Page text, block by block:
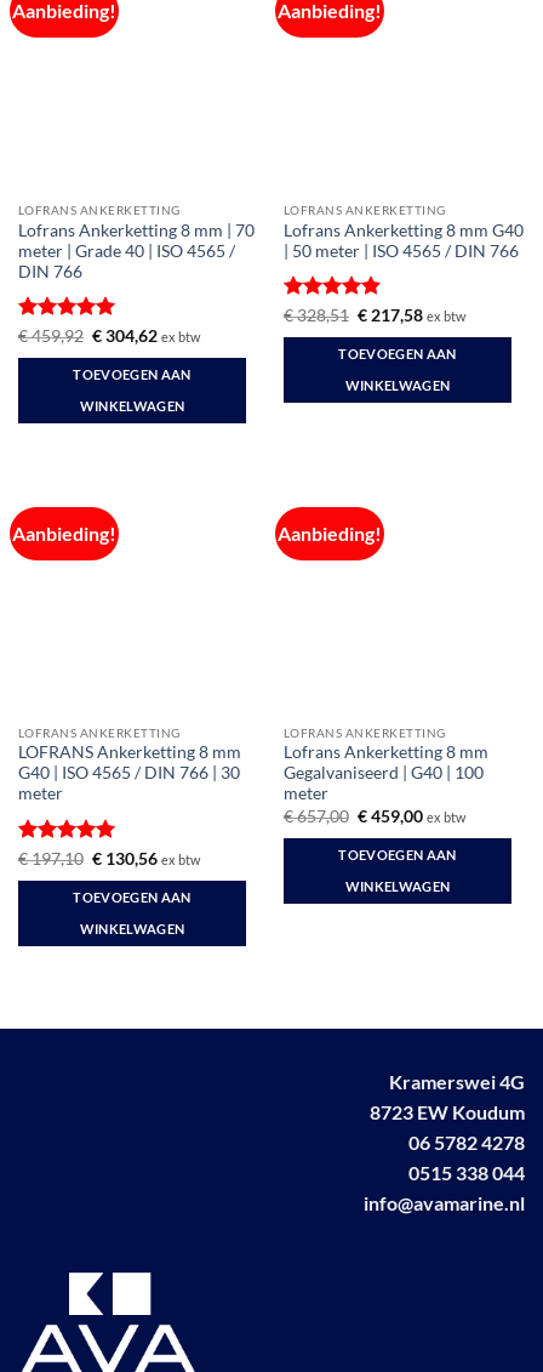
Aanbieding!
LOFRANS ANKERKETTING
Lofrans Ankerketting 8 mm | 70
meter | Grade 40 | ISO 4565 /
DIN 766
Gewaardeerd
5uit 5
€459,92 Oorspronkelijke
was:
€ 459,92.
€304,62Huidige
is:
€ 304,62.
ex btw
TOEVOEGEN AAN
WINKELWAGEN
Aanbieding!
LOFRANS ANKERKETTING
Lofrans Ankerketting 8 mm G40
| 50 meter | ISO 4565 / DIN 766
Gewaardeerd
4.89uit 5
€328,51 Oorspronkelijke
was:
€ 328,51.
€217,58Huidige
is:
€ 217,58.
ex btw
TOEVOEGEN AAN
WINKELWAGEN
Aanbieding!
LOFRANS ANKERKETTING
LOFRANS Ankerketting 8 mm
G40 | ISO 4565 / DIN 766 | 30
meter
Gewaardeerd
5uit 5
€197,10 Oorspronkelijke
was:
€ 197,10.
€130,56Huidige
is:
€ 130,56.
ex btw
TOEVOEGEN AAN
WINKELWAGEN
Aanbieding!
LOFRANS ANKERKETTING
Lofrans Ankerketting 8 mm
Gegalvaniseerd | G40 | 100
meter
€657,00 Oorspronkelijke
was:
€ 657,00.
€459,00Huidige
is:
€ 459,00.
ex btw
TOEVOEGEN AAN
WINKELWAGEN
Kramerswei 4G
8723 EW Koudum
06 5782 4278
0515 338 044
info@avamarine.nl